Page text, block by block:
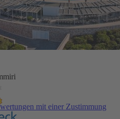
mit einer Zustimmung